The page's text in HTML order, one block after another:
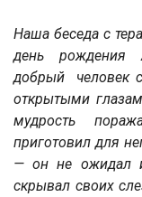
Наша беседа с
день рождения
добрый человек
открытыми
мудрость
приготовил для
— он не ожидал и
скрывал своих